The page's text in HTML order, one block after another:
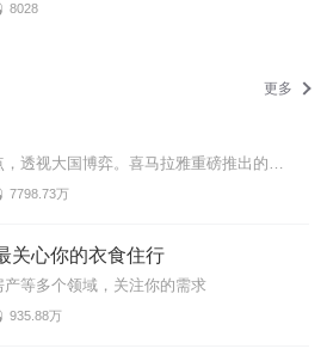
8028
更多
直击全球热点，透视大国博弈。喜马拉雅重磅推出的国际热点时评节目，由《环球时报》执行副主编李剑主讲...
7798.73万
关心你的衣食住行
产等多个领域，关注你的需求
935.88万